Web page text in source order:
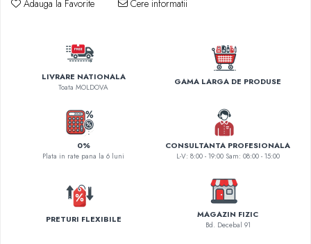
Platforme feeder, suporturi, tripoduri
Plumbi, cosulete, momitoare
Carlige Feeder, Stationar
Mincioguri si juvelnice
Accesorii monturi
Genti, huse, galeti
Accesorii si instrumente
Pescuit la rapitor
Lansete la rapitor
Adauga la Favorite Cere informatii
LIVRARE NATIONALA
Toata MOLDOVA GAMA LARGA DE PRODUSE
0%
Plata in rate pana la 6 luni
CONSULTANTA PROFESIONALA
L-V: 8:00 - 19:00 Sam: 08:00 - 15:00
PRETURI FLEXIBILE MAGAZIN FIZIC
Bd. Decebal 91